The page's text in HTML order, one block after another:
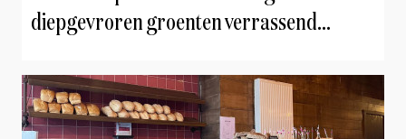
diepgevroren groenten verrassend